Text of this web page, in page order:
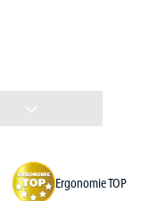
Ergonomie TOP